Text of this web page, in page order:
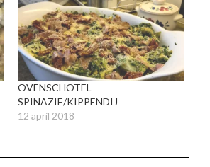
OVENSCHOTEL
SPINAZIE/KIPPENDIJ
12 april 2018